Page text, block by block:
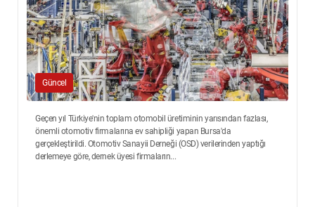
Güncel
Geçen yıl Türkiye'nin toplam otomobil üretiminin yarısından fazlası,
önemli otomotiv firmalarına ev sahipliği yapan Bursa'da
gerçekleştirildi. Otomotiv Sanayii Derneği (OSD) verilerinden yaptığı
derlemeye göre, dernek üyesi firmaların...